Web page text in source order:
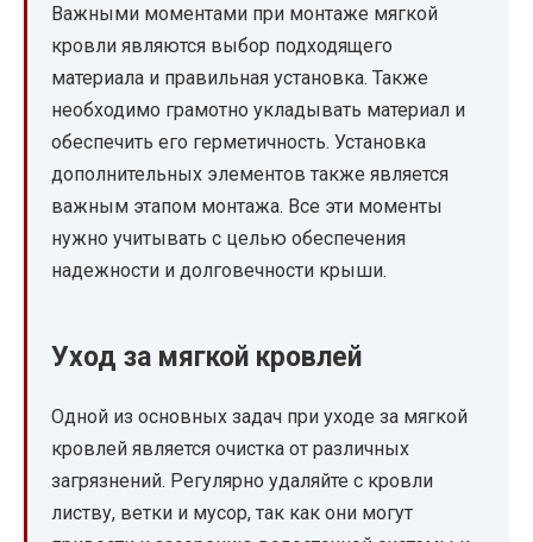
Важными моментами при монтаже мягкой
кровли являются выбор подходящего
материала и правильная установка. Также
необходимо грамотно укладывать материал и
обеспечить его герметичность. Установка
дополнительных элементов также является
важным этапом монтажа. Все эти моменты
нужно учитывать с целью обеспечения
надежности и долговечности крыши.
Уход за мягкой кровлей
Одной из основных задач при уходе за мягкой
кровлей является очистка от различных
загрязнений. Регулярно удаляйте с кровли
листву, ветки и мусор, так как они могут